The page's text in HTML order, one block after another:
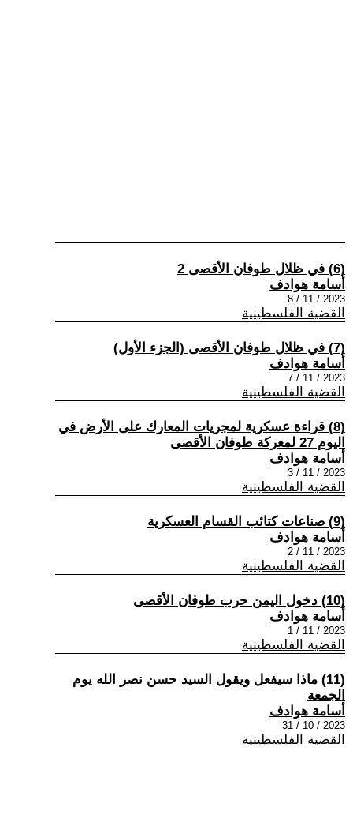
(6) في ظلال طوفان الأقصى 2
أسامة هوادف
2023 / 11 / 8
القضية الفلسطينية
(7) في ظلال طوفان الأقصى (الجزء الأول)
أسامة هوادف
2023 / 11 / 7
القضية الفلسطينية
(8) قراءة عسكرية لمجريات المعارك على الأرض في
اليوم 27 لمعركة طوفان الأقصى
أسامة هوادف
2023 / 11 / 3
القضية الفلسطينية
(9) صناعات كتائب القسام العسكرية
أسامة هوادف
2023 / 11 / 2
القضية الفلسطينية
(10) دخول اليمن حرب طوفان الأقصى
أسامة هوادف
2023 / 11 / 1
القضية الفلسطينية
(11) ماذا سيفعل ويقول السيد حسن نصر الله يوم
الجمعة
أسامة هوادف
2023 / 10 / 31
القضية الفلسطينية